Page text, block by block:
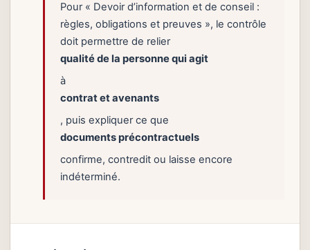
Pour « Devoir d’information et de conseil :
règles, obligations et preuves », le contrôle
doit permettre de relier
qualité de la personne qui agit
à
contrat et avenants
, puis expliquer ce que
documents précontractuels
confirme, contredit ou laisse encore
indéterminé.